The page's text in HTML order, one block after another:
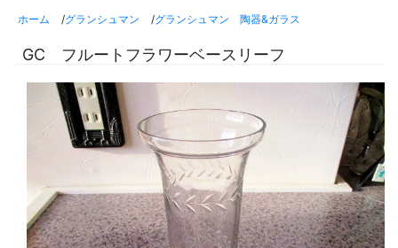
ホーム /グランシュマン /グランシュマン 陶器&ガラス
GC フルートフラワーベースリーフ